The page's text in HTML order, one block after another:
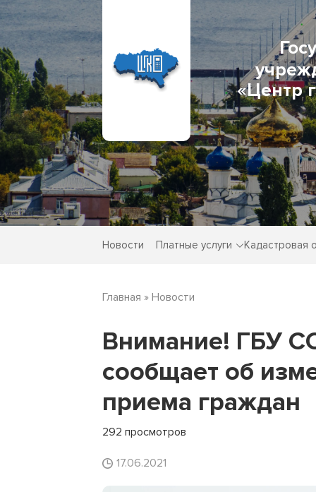
«Центр
Новости Платные услуги Кадастровая
Главная » Новости
Внимание! ГБУ
сообщает об
приема граждан
292 просмотров
17.06.2021